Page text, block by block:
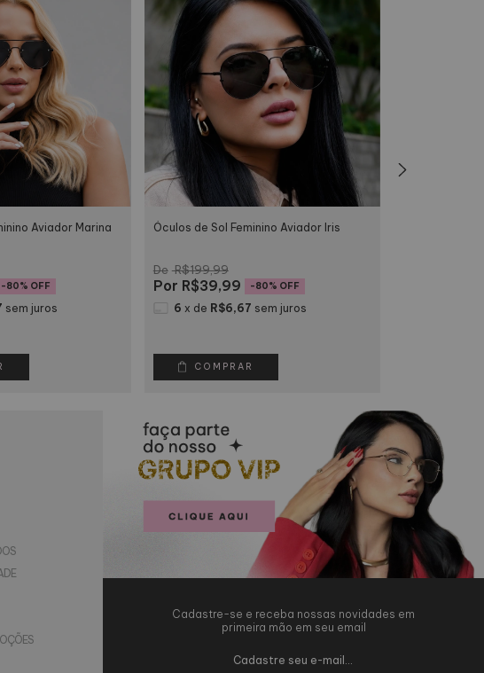
Aviador Marina
-80% OFF
sem juros
Óculos de Sol Feminino Aviador Iris
R$199,99
R$39,99 -80% OFF
6 x de R$6,67 sem juros
COMPRAR
Cadastre-se e receba nossas novidades em
primeira mão em seu email